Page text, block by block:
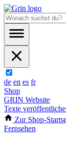
de en es fr
Shop
GRIN Website
Texte
Zur Shop-
Fernsehen